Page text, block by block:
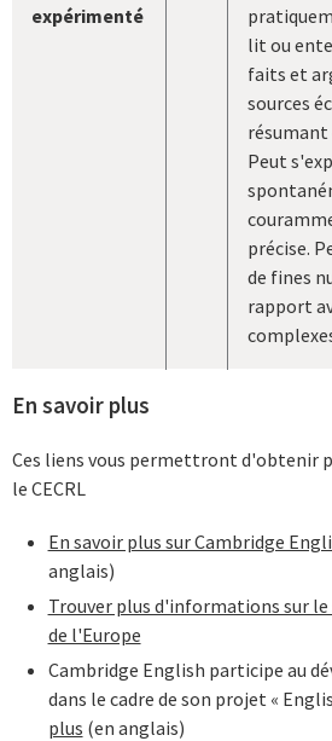
expérimenté
lit ou
faits et
sources
résumant
Peut
précise.
de fines
rapport
En savoir plus
Ces liens vous permettront d'obtenir
le CECRL
En savoir plus sur Cambridge
anglais)
Trouver plus d'informations sur
de l'Europe
Cambridge English participe au
dans le cadre de son projet «
plus (en anglais)